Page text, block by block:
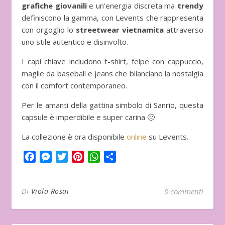
grafiche giovanilie un’energia discreta ma trendy
definiscono la gamma, con Levents che rappresenta
con orgoglio lo streetwear vietnamita attraverso
uno stile autentico e disinvolto.
I capi chiave includono t-shirt, felpe con cappuccio,
maglie da baseball e jeans che bilanciano la nostalgia
con il comfort contemporaneo.
Per le amanti della gattina simbolo di Sanrio, questa
capsule è imperdibile e super carina 🙂
La collezione è ora disponibile online su Levents.
FacebookMessenger
TwitterPinterestWhatsApp
Di Viola Rosai 0 commenti